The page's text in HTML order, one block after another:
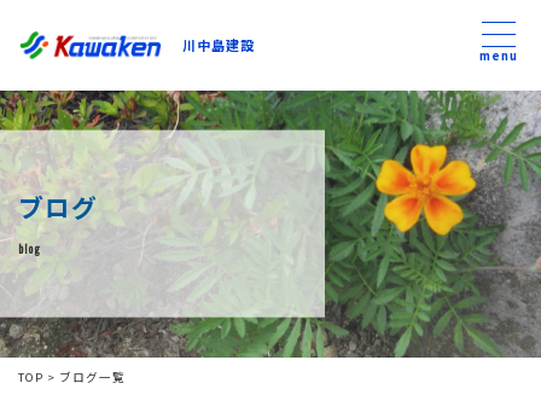
川中島建設
川中島建設
トップ
トピックス
事業内容
私たちについて
menu
ブログ
blog
TOP > ブログ一覧